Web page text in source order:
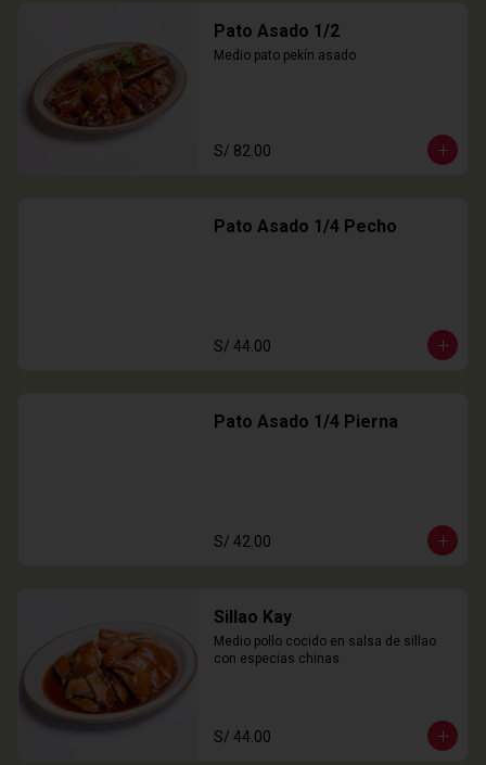
Pato Asado 1/2
Medio pato pekín asado
S/ 82.00
Pato Asado 1/4 Pecho
S/ 44.00
Pato Asado 1/4 Pierna
S/ 42.00
Sillao Kay
Medio pollo cocido en salsa de sillao
con especias chinas.
S/ 44.00